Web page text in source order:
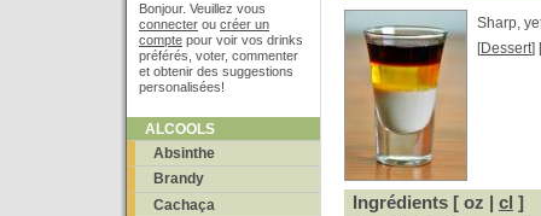
Bonjour. Veuillez vous
connecter ou créer un
compte pour voir vos drinks
préférés, voter, commenter
et obtenir des suggestions
personalisées!
ALCOOLS
Absinthe
Brandy
Cachaça
Sharp,
[Dessert] [
Ingrédients [ oz | cl ]